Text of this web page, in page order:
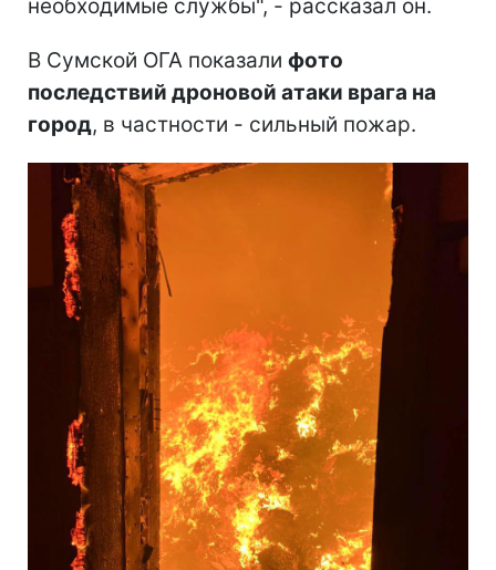
необходимые службы", - рассказал он.
В Сумской ОГА показали фото
последствий дроновой атаки врага на
город, в частности - сильный пожар.